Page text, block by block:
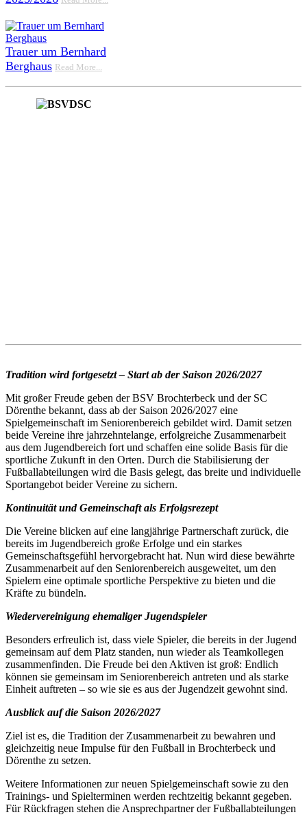
Trauer um Bernhard
Berghaus Read More...
Tradition wird fortgesetzt – Start ab der Saison 2026/2027
Mit großer Freude geben der BSV Brochterbeck und der SC
Dörenthe bekannt, dass ab der Saison 2026/2027 eine
Spielgemeinschaft im Seniorenbereich gebildet wird. Damit setzen
beide Vereine ihre jahrzehntelange, erfolgreiche Zusammenarbeit
aus dem Jugendbereich fort und schaffen eine solide Basis für die
sportliche Zukunft in den Orten. Durch die Stabilisierung der
Fußballabteilungen wird die Basis gelegt, das breite und individuelle
Sportangebot beider Vereine zu sichern.
Kontinuität und Gemeinschaft als Erfolgsrezept
Die Vereine blicken auf eine langjährige Partnerschaft zurück, die
bereits im Jugendbereich große Erfolge und ein starkes
Gemeinschaftsgefühl hervorgebracht hat. Nun wird diese bewährte
Zusammenarbeit auf den Seniorenbereich ausgeweitet, um den
Spielern eine optimale sportliche Perspektive zu bieten und die
Kräfte zu bündeln.
Wiedervereinigung ehemaliger Jugendspieler
Besonders erfreulich ist, dass viele Spieler, die bereits in der Jugend
gemeinsam auf dem Platz standen, nun wieder als Teamkollegen
zusammenfinden. Die Freude bei den Aktiven ist groß: Endlich
können sie gemeinsam im Seniorenbereich antreten und als starke
Einheit auftreten – so wie sie es aus der Jugendzeit gewohnt sind.
Ausblick auf die Saison 2026/2027
Ziel ist es, die Tradition der Zusammenarbeit zu bewahren und
gleichzeitig neue Impulse für den Fußball in Brochterbeck und
Dörenthe zu setzen.
Weitere Informationen zur neuen Spielgemeinschaft sowie zu den
Trainings- und Spielterminen werden rechtzeitig bekannt gegeben.
Für Rückfragen stehen die Ansprechpartner der Fußballabteilungen